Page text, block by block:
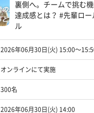
裏側へ。チームで挑む
達成感とは？ #先輩ロー
ル
2026年06月30日(火) 15:00〜
オンラインにて実施
300名
2026年06月30日(火) 14:00